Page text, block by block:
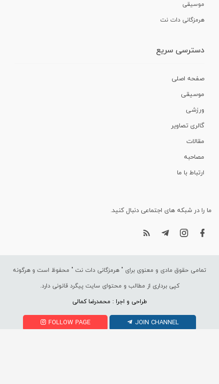
موسیقی
هرمزگانی دات نت
دسترسی سریع
صفحه اصلی
موسیقی
ورزشی
گالری تصاویر
مقالات
مصاحبه
ارتباط با ما
ما را در شبکه های اجتماعی دنبال کنید.
تمامی حقوق مادی و معنوی برای " هرمزگانی دات نت " محفوظ است و هرگونه
کپی برداری از مطالب و محتوای سایت پیگرد قانونی دارد.
طراحی و اجرا : محمدرضا کمالی
FOLLOW PAGE JOIN CHANNEL